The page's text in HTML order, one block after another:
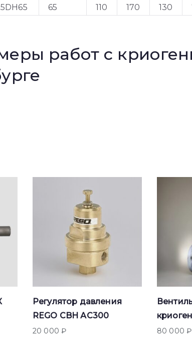
65 110 170 130
работ с
Регулятор давления
REGO CBH АC300
20 000₽ 80 000₽